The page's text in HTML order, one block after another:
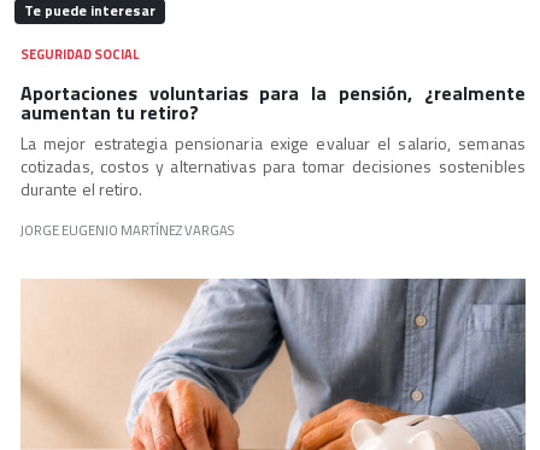
Te puede interesar
SEGURIDAD SOCIAL
Aportaciones voluntarias para la pensión, ¿realmente
aumentan tu retiro?
La mejor estrategia pensionaria exige evaluar el salario, semanas
cotizadas, costos y alternativas para tomar decisiones sostenibles
durante el retiro.
JORGE EUGENIO MARTÍNEZ VARGAS